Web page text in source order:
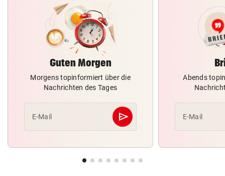
Guten Morgen
Morgens topinformiert über die
Nachrichten des Tages
E-Mail send
Abschicken
Abends
E-Mail